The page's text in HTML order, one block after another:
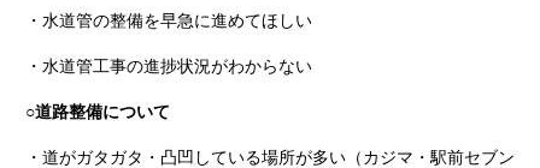
・水道管の整備を早急に進めてほしい
・水道管工事の進捗状況がわからない
○道路整備について
・道がガタガタ・凸凹している場所が多い（カジマ・駅前セブン